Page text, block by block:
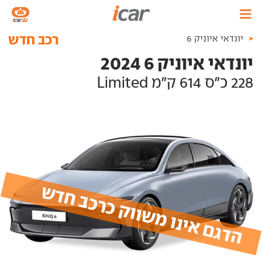
< יונדאי איוניק 6
הדגם אינו משווק כרכב חדש
יונדאי איוניק 6 2024
רכב חדש
228 כ"ס 614 ק"מ Limited